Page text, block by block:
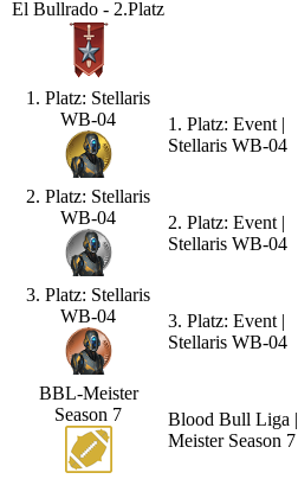
El Bullrado - 2.Platz
1. Platz: Stellaris
WB-04
1. Platz: Event |
Stellaris WB-04
2. Platz: Stellaris
WB-04
2. Platz: Event |
Stellaris WB-04
3. Platz: Stellaris
WB-04
3. Platz: Event |
Stellaris WB-04
BBL-Meister
Season 7
Blood Bull Liga |
Meister Season 7